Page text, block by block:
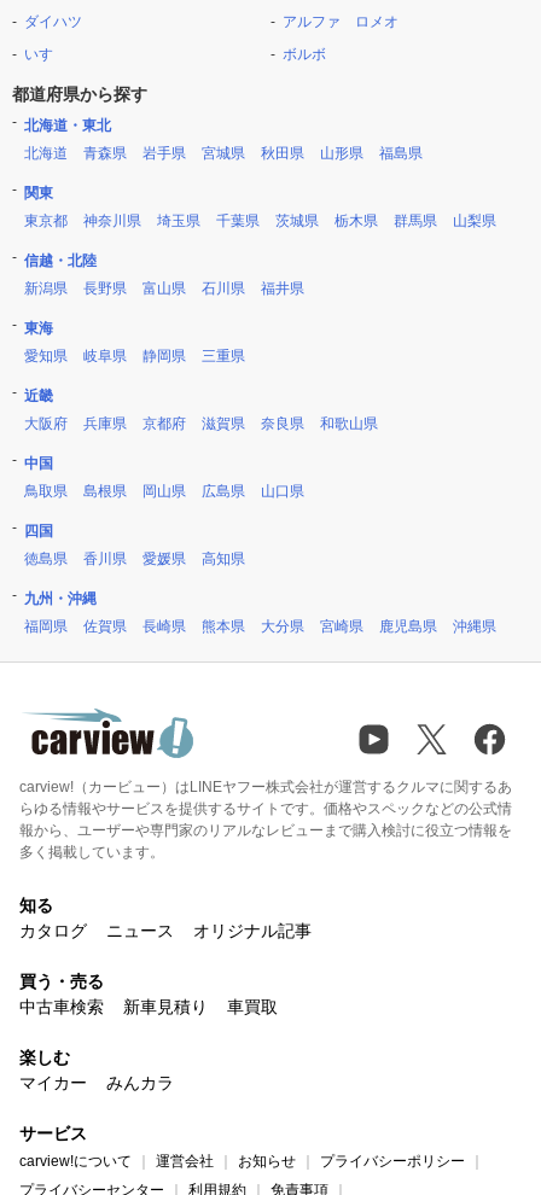
ダイハツ
いすゞ
アルファ ロメオ
ボルボ
都道府県から探す
北海道・東北
北海道
青森県 岩手県 宮城県 秋田県 山形県 福島県
関東
東京都
神奈川県 埼玉県 千葉県 茨城県 栃木県 群馬県 山梨県
信越・北陸
新潟県
長野県 富山県 石川県 福井県
東海
愛知県
岐阜県 静岡県 三重県
近畿
大阪府
兵庫県 京都府 滋賀県 奈良県 和歌山県
中国
鳥取県
島根県 岡山県 広島県 山口県
四国
徳島県
香川県 愛媛県 高知県
九州・沖縄
福岡県
佐賀県 長崎県 熊本県 大分県 宮崎県 鹿児島県 沖縄県
carview!（カービュー）はLINEヤフー株式会社が運営するクルマに関するあ
らゆる情報やサービスを提供するサイトです。価格やスペックなどの公式情
報から、ユーザーや専門家のリアルなレビューまで購入検討に役立つ情報を
多く掲載しています。
知る
カタログ
ニュース オリジナル記事
買う・売る
中古車検索
新車見積り 車買取
楽しむ
マイカー
みんカラ
サービス
carview!について 運営会社 お知らせ
プライバシーポリシー
プライバシーセンター
利用規約 免責事項